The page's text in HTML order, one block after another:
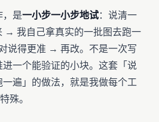
，是一小步一小步地试：说清一
→ 我自己拿真实的一批图去跑一
说得更准 → 再改。不是一次写
一个能验证的小块。这套「说
遍」的做法，就是我做每个工
殊。